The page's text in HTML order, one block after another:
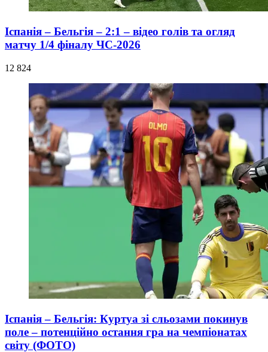
Іспанія – Бельгія – 2:1 – відео голів та огляд
матчу 1/4 фіналу ЧС-2026
12 824
Іспанія – Бельгія: Куртуа зі сльозами покинув
поле – потенційно остання гра на чемпіонатах
світу (ФОТО)